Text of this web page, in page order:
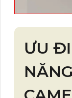
ƯU